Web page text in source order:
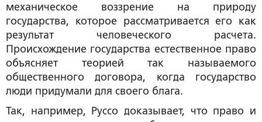
механическое воззрение на природу
государства, которое рассматривается его как
результат человеческого расчета.
Происхождение государства естественное право
объясняет теорией так называемого
общественного договора, когда государство
люди придумали для своего блага.
Так, например, Руссо доказывает, что право и